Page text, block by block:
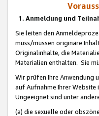
1. Anmeldung und
Sie leiten den
muss/müssen originäre
Originalinhalte, die
Materialien enthalten. Sie
Wir prüfen Ihre Anwendung
auf Aufnahme Ihrer
Ungeeignet sind unter
(a) die sexuelle oder